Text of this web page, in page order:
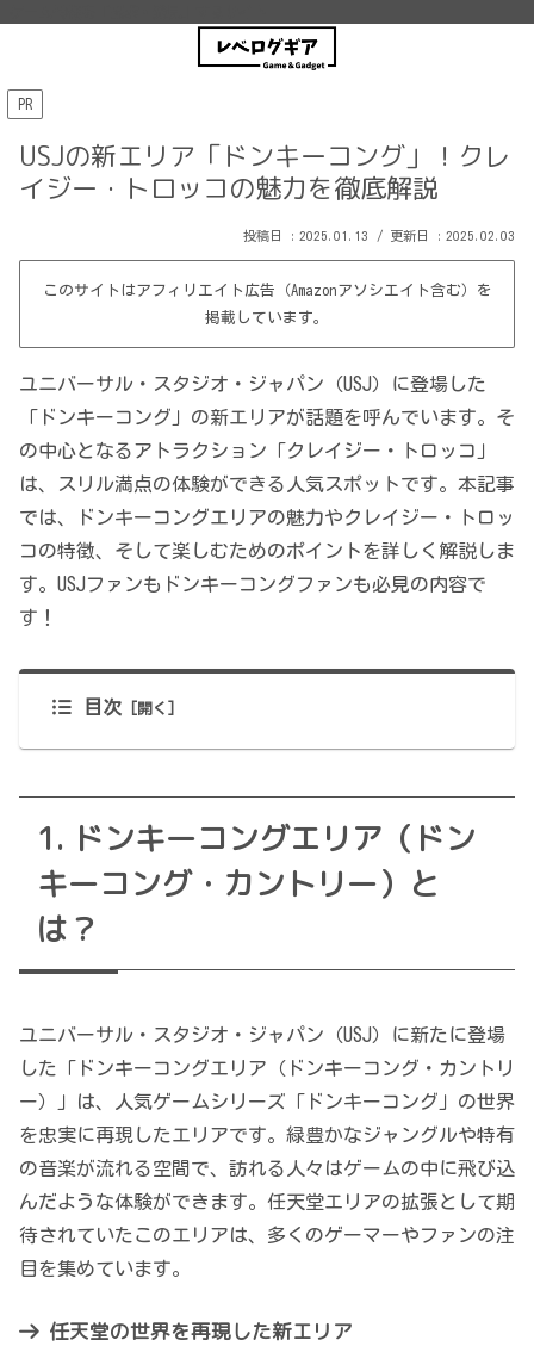
PR
USJの新エリア「ドンキーコング」！クレ
イジー・トロッコの魅力を徹底解説
2025.01.13 2025.02.03
このサイトはアフィリエイト広告（Amazonアソシエイト含む）を
掲載しています。
ユニバーサル・スタジオ・ジャパン（USJ）に登場した
「ドンキーコング」の新エリアが話題を呼んでいます。そ
の中心となるアトラクション「クレイジー・トロッコ」
は、スリル満点の体験ができる人気スポットです。本記事
では、ドンキーコングエリアの魅力やクレイジー・トロッ
コの特徴、そして楽しむためのポイントを詳しく解説しま
す。USJファンもドンキーコングファンも必見の内容で
す！
目次
ドンキーコングエリア（ドン
キーコング・カントリー）と
は？
ユニバーサル・スタジオ・ジャパン（USJ）に新たに登場
した「ドンキーコングエリア（ドンキーコング・カントリ
ー）」は、人気ゲームシリーズ「ドンキーコング」の世界
を忠実に再現したエリアです。緑豊かなジャングルや特有
の音楽が流れる空間で、訪れる人々はゲームの中に飛び込
んだような体験ができます。任天堂エリアの拡張として期
待されていたこのエリアは、多くのゲーマーやファンの注
目を集めています。
任天堂の世界を再現した新エリア